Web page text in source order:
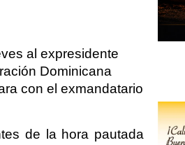
al expresidente
Dominicana
con el exmandatario
de la hora pautada